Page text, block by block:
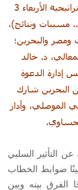
أقام مركز ابن خلدون للدراسات الاستراتيجية الأربعاء 3
مسببات ونتائج)،
والبحرين؛
د. خالد
الدعوة
البحرين شارك
الموصلي، وأدار
التأثير السلبي
ضوابط الخطاب
الفرق بينه وبين